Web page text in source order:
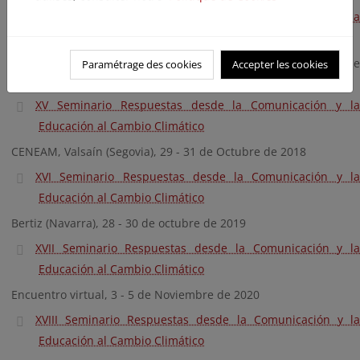
XIV Seminario Respuestas desde la Comunicación y la
El Remolino, Cazalla de la Sierra (Sevilla), 29 de noviembre - 1 de
diciembre de 2017
XV Seminario Respuestas desde la Comunicación y la
Educación al Cambio Climático
CENEAM, Valsaín (Segovia), 29 - 31 de Octubre de 2018
XVI Seminario Respuestas desde la Comunicación y la
Educación al Cambio Climático
Bertiz (Navarra), 28 - 30 de octubre de 2019
XVII Seminario Respuestas desde la Comunicación y la
Educación al Cambio Climático
Encuentro virtual, 3 - 5 de Noviembre de 2020
XVIII Seminario Respuestas desde la Comunicación y la
Educación al Cambio Climático
Paramétrage des cookies Accepter les cookies